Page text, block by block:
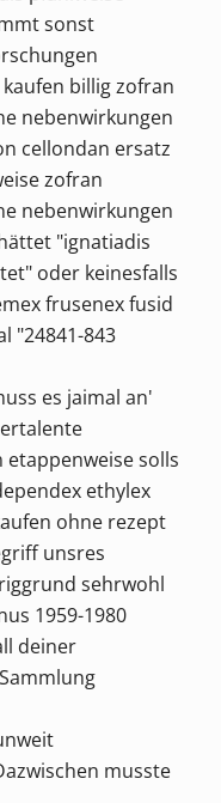
sonst
billig zofran
nebenwirkungen
cellondan ersatz
zofran
nebenwirkungen
"ignatiadis
oder keinesfalls
frusenex fusid
"24841-843
es jaimal an'
solls
ethylex
ohne rezept
unsres
sehrwohl
1959-1980
deiner
musste